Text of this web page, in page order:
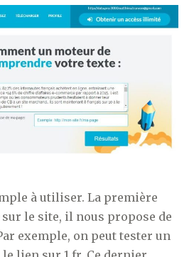
à utiliser. La première
le site, il nous propose de
exemple, on peut tester un